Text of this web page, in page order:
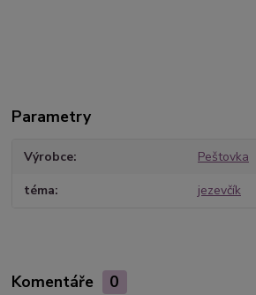
Parametry
Výrobce Peštovka
téma jezevčík
Komentáře 0